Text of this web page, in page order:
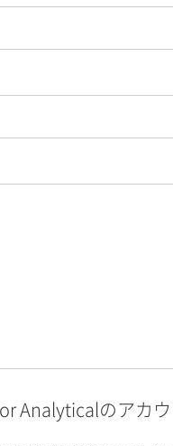
Analyticalのアカ